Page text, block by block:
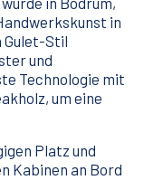
in
Gulet-Stil
und
Technologie mit
um eine
Platz und
Kabinen an Bord